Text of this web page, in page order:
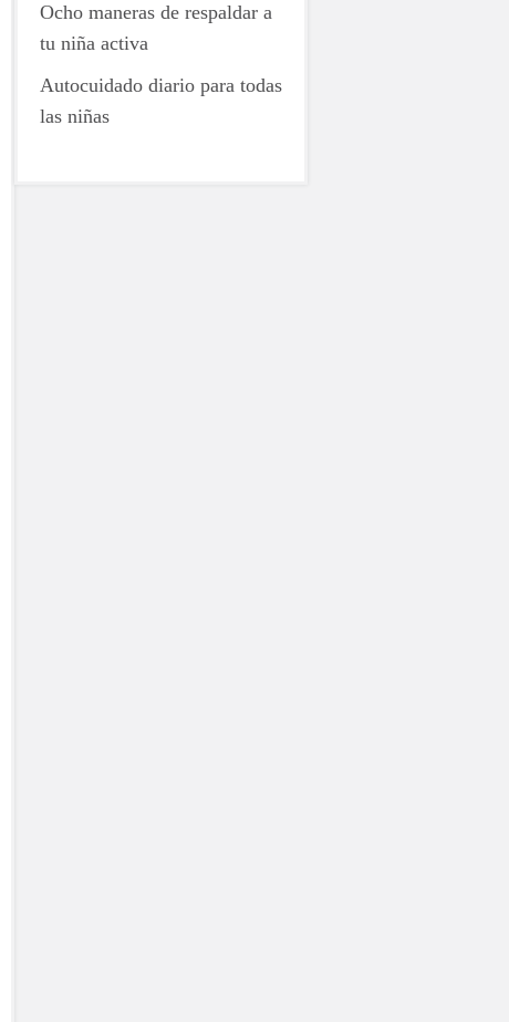
Ocho maneras de respaldar a
tu niña activa
Autocuidado diario para todas
las niñas